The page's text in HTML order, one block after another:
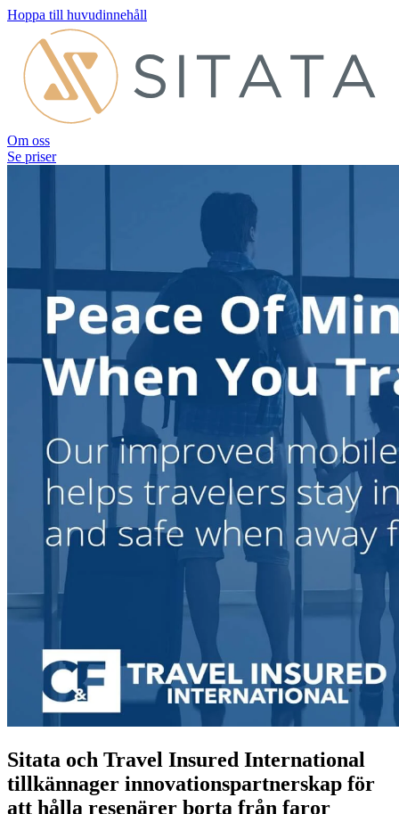
Hoppa till huvudinnehåll
Om oss
Se priser
Sitata och Travel Insured International
tillkännager innovationspartnerskap för
att hålla resenärer borta från faror